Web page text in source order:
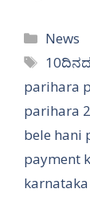
News
Tags
parihara
parihara
bele hani
payment